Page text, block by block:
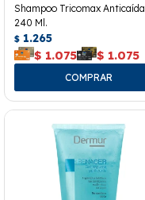
Shampoo Tricomax Anticaída
240 Ml.
$ 1.265
$ 1.075 $ 1.075